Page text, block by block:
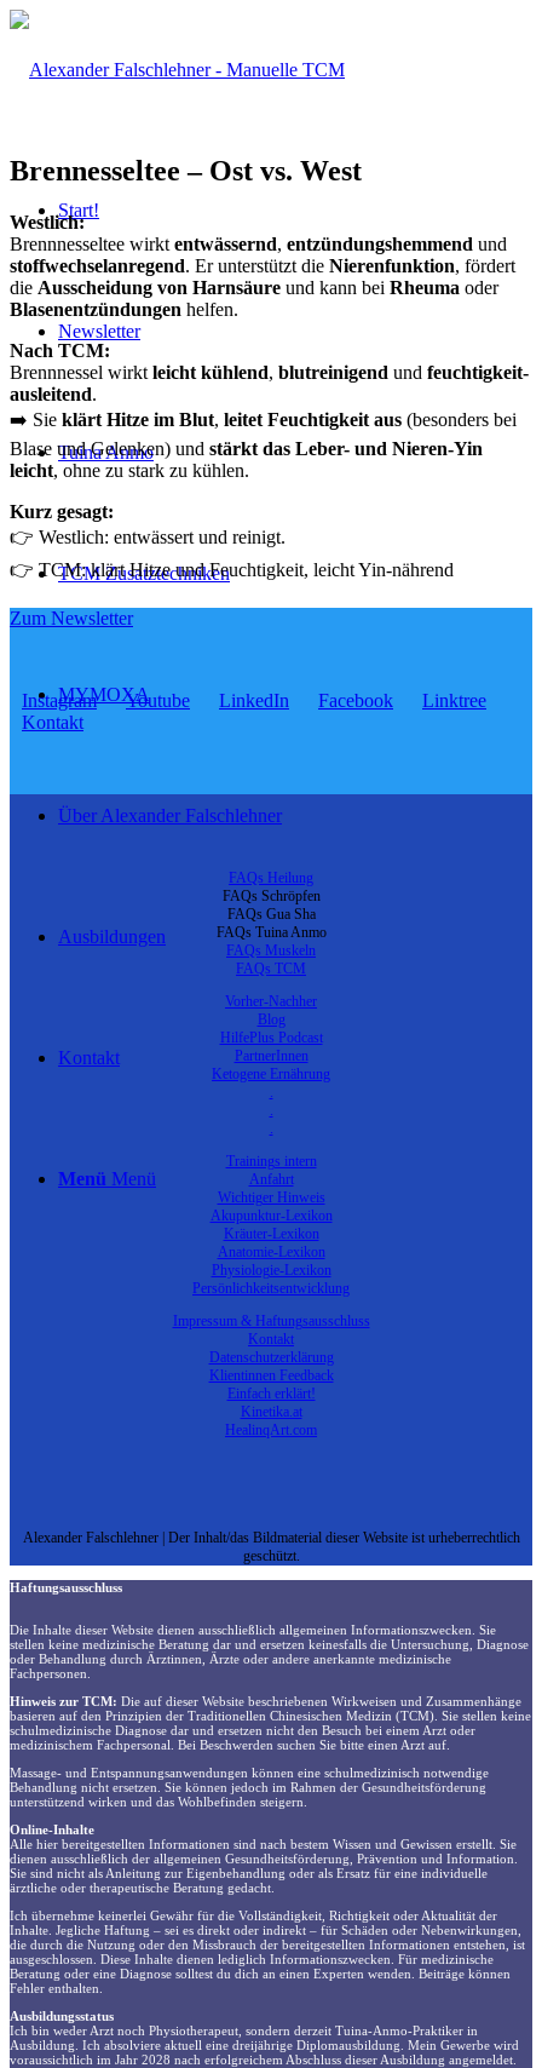
Start!
Newsletter
Tuina Anmo
TCM Zusatztechniken
MYMOXA
Über Alexander Falschlehner
Ausbildungen
Kontakt
Menü Menü
Brennesseltee – Ost vs. West
Westlich:
Brennnesseltee wirkt entwässernd, entzündungshemmend und
stoffwechselanregend. Er unterstützt die Nierenfunktion, fördert
die Ausscheidung von Harnsäure und kann bei Rheuma oder
Blasenentzündungen helfen.
Nach TCM:
Brennnessel wirkt leicht kühlend, blutreinigend und feuchtigkeit-
ausleitend.
➡️ Sie klärt Hitze im Blut, leitet Feuchtigkeit aus (besonders bei
Blase und Gelenken) und stärkt das Leber- und Nieren-Yin
leicht, ohne zu stark zu kühlen.
Kurz gesagt:
👉 Westlich: entwässert und reinigt.
👉 TCM: klärt Hitze und Feuchtigkeit, leicht Yin-nährend
Zum Newsletter
Instagram Youtube LinkedIn Facebook
Linktree
Kontakt
FAQs Heilung
FAQs Schröpfen
FAQs Gua Sha
FAQs Tuina Anmo
FAQs Muskeln
FAQs TCM
Vorher-Nachher
Blog
HilfePlus Podcast
PartnerInnen
Ketogene Ernährung
.
.
.
Trainings intern
Anfahrt
Wichtiger Hinweis
Akupunktur-Lexikon
Kräuter-Lexikon
Anatomie-Lexikon
Physiologie-Lexikon
Persönlichkeitsentwicklung
Impressum & Haftungsausschluss
Kontakt
Datenschutzerklärung
Klientinnen Feedback
Einfach erklärt!
Kinetika.at
HealinqArt.com
Alexander Falschlehner | Der Inhalt/das Bildmaterial dieser Website ist urheberrechtlich
geschützt.
Haftungsausschluss
Die Inhalte dieser Website dienen ausschließlich allgemeinen Informationszwecken. Sie
stellen keine medizinische Beratung dar und ersetzen keinesfalls die Untersuchung, Diagnose
oder Behandlung durch Ärztinnen, Ärzte oder andere anerkannte medizinische
Fachpersonen.
Hinweis zur TCM: Die auf dieser Website beschriebenen Wirkweisen und Zusammenhänge
basieren auf den Prinzipien der Traditionellen Chinesischen Medizin (TCM). Sie stellen keine
schulmedizinische Diagnose dar und ersetzen nicht den Besuch bei einem Arzt oder
medizinischem Fachpersonal. Bei Beschwerden suchen Sie bitte einen Arzt auf.
Massage- und Entspannungsanwendungen können eine schulmedizinisch notwendige
Behandlung nicht ersetzen. Sie können jedoch im Rahmen der Gesundheitsförderung
unterstützend wirken und das Wohlbefinden steigern.
Online-Inhalte
Alle hier bereitgestellten Informationen sind nach bestem Wissen und Gewissen erstellt. Sie
dienen ausschließlich der allgemeinen Gesundheitsförderung, Prävention und Information.
Sie sind nicht als Anleitung zur Eigenbehandlung oder als Ersatz für eine individuelle
ärztliche oder therapeutische Beratung gedacht.
Ich übernehme keinerlei Gewähr für die Vollständigkeit, Richtigkeit oder Aktualität der
Inhalte. Jegliche Haftung – sei es direkt oder indirekt – für Schäden oder Nebenwirkungen,
die durch die Nutzung oder den Missbrauch der bereitgestellten Informationen entstehen, ist
ausgeschlossen. Diese Inhalte dienen lediglich Informationszwecken. Für medizinische
Beratung oder eine Diagnose solltest du dich an einen Experten wenden. Beiträge können
Fehler enthalten.
Ausbildungsstatus
Ich bin weder Arzt noch Physiotherapeut, sondern derzeit Tuina-Anmo-Praktiker in
Ausbildung. Ich absolviere aktuell eine dreijährige Diplomausbildung. Mein Gewerbe wird
voraussichtlich im Jahr 2028 nach erfolgreichem Abschluss dieser Ausbildung angemeldet.